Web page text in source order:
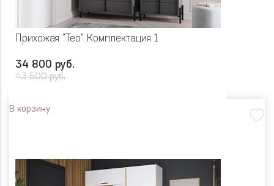
Прихожая "Тео" Комплектация 1
34 800 руб.
43 500 руб.
В корзину